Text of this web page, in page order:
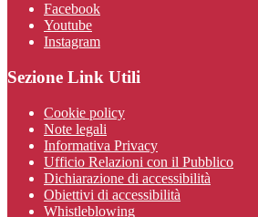
Facebook
Youtube
Instagram
Sezione Link Utili
Cookie policy
Note legali
Informativa Privacy
Ufficio Relazioni con il Pubblico
Dichiarazione di accessibilità
Obiettivi di accessibilità
Whistleblowing